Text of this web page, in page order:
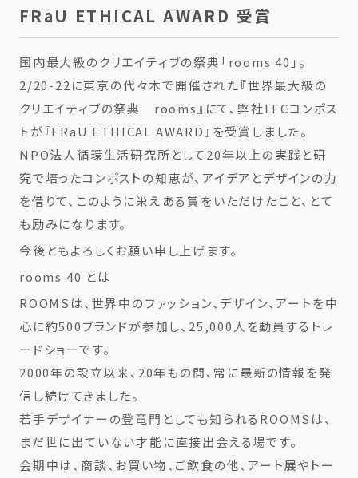
FRaU ETHICAL AWARD 受賞
国内最大級のクリエイティブの祭典「rooms 40」。
2/20-22に東京の代々木で開催された『世界最大級の
クリエイティブの祭典 rooms』にて、弊社LFCコンポス
トが『FRaU ETHICAL AWARD』を受賞しました。
NPO法人循環生活研究所として20年以上の実践と研
究で培ったコンポストの知恵が、アイデアとデザインの力
を借りて、このように栄えある賞をいただけたこと、とて
も励みになります。
今後ともよろしくお願い申し上げます。
rooms 40 とは
ROOMSは、世界中のファッション、デザイン、アートを中
心に約500ブランドが参加し、25,000人を動員するトレ
ードショーです。
2000年の設立以来、20年もの間、常に最新の情報を発
信し続けてきました。
若手デザイナーの登竜門としても知られるROOMSは、
まだ世に出ていない才能に直接出会える場です。
会期中は、商談、お買い物、ご飲食の他、アート展やトー